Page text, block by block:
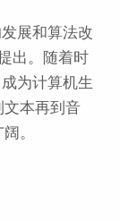
展和算法改
出。随着时
为计算机生
本再到音
。